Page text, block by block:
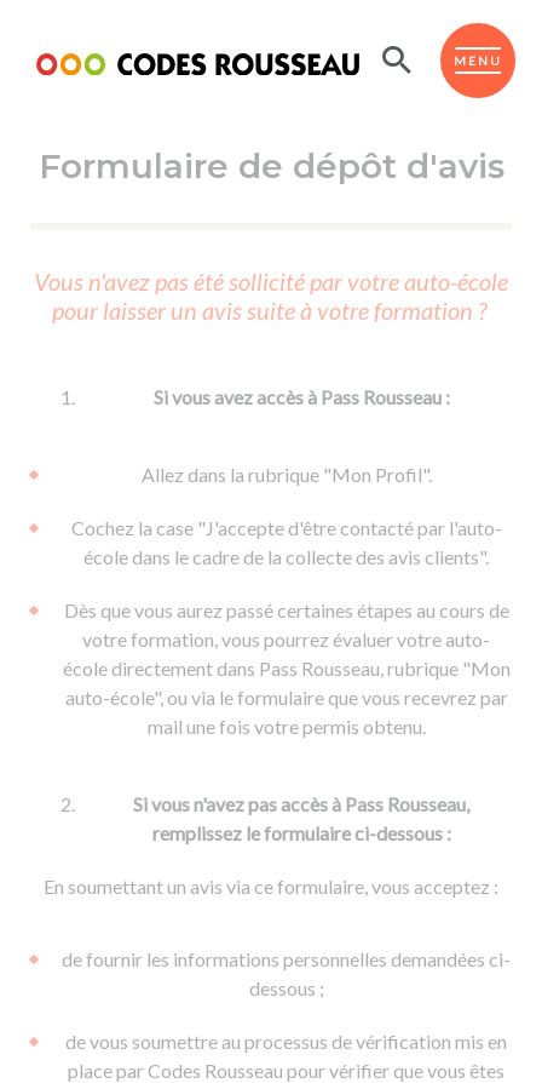
MENU
ESPACE ÉLÈVE
Code de la route
Passer l'ASSR
Réviser le code
Passer l'ETM
Permis voiture
Permis remorque
Permis & handicap
d'apprentissage
De la conduite en voiture
De la conduite à moto
Voir tous les supports
Formations pro.
Permis poids lourd
Formation FCO
Formation CACES
Devenir enseignant de la conduite
Ressources
Formulaire de dépôt d'avis
Vous n'avez pas été sollicité par votre auto-école
pour laisser un avis suite à votre formation ?
Si vous avez accès à Pass Rousseau :
Allez dans la rubrique "Mon Profil".
Cochez la case "J'accepte d'être contacté par l'auto-
école dans le cadre de la collecte des avis clients".
Dès que vous aurez passé certaines étapes au cours de
votre formation, vous pourrez évaluer votre auto-
école directement dans Pass Rousseau, rubrique "Mon
auto-école", ou via le formulaire que vous recevrez par
mail une fois votre permis obtenu.
Si vous n'avez pas accès à Pass Rousseau,
remplissez le formulaire ci-dessous :
En soumettant un avis via ce formulaire, vous acceptez :
de fournir les informations personnelles demandées ci-
dessous ;
de vous soumettre au processus de vérification mis en
place par Codes Rousseau pour vérifier que vous êtes